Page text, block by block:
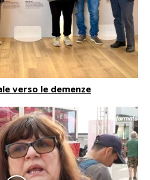
verso le demenze